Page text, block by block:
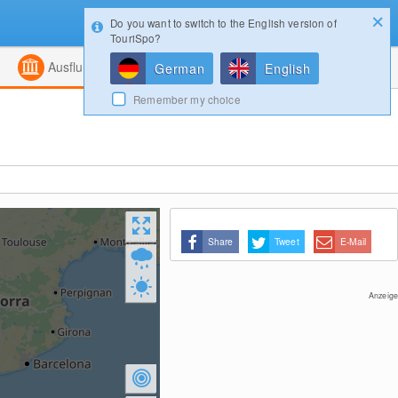
Kombiniert
Ausflugsziele Magazin
Share Tweet E-Mail
Anzeige
Login
Do you want to switch to the English version of
TouriSpo?
German English
Remember my choice
Konfigurator Gewinnspiele